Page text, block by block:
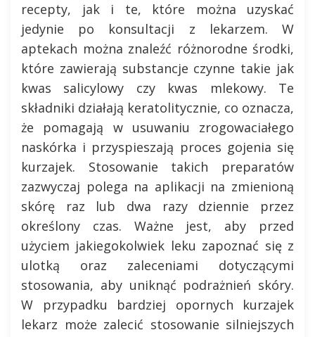
recepty, jak i te, które można uzyskać
jedynie po konsultacji z lekarzem. W
aptekach można znaleźć różnorodne środki,
które zawierają substancje czynne takie jak
kwas salicylowy czy kwas mlekowy. Te
składniki działają keratolitycznie, co oznacza,
że pomagają w usuwaniu zrogowaciałego
naskórka i przyspieszają proces gojenia się
kurzajek. Stosowanie takich preparatów
zazwyczaj polega na aplikacji na zmienioną
skórę raz lub dwa razy dziennie przez
określony czas. Ważne jest, aby przed
użyciem jakiegokolwiek leku zapoznać się z
ulotką oraz zaleceniami dotyczącymi
stosowania, aby uniknąć podrażnień skóry.
W przypadku bardziej opornych kurzajek
lekarz może zalecić stosowanie silniejszych